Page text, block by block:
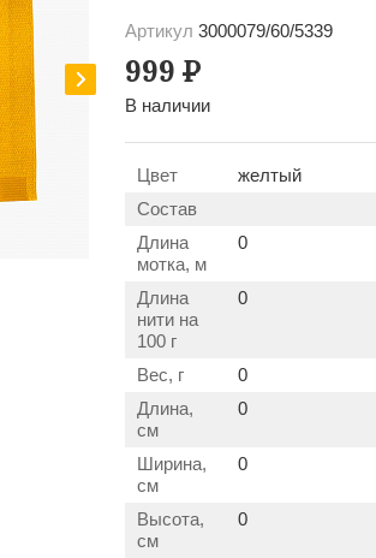
Артикул 3000079/60/5339
999 Р
В наличии
Цвет
желтый
Состав
Длина
мотка, м
0
Длина
нити на
100 г
0
Вес, г
0
Длина,
см
0
Ширина,
см
0
Высота,
см
0